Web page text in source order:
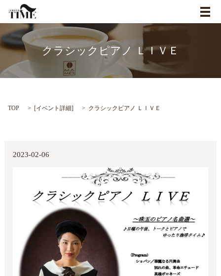
メ
クラシックピアノ ＬＩＶＥ
TOP [イベント詳細] クラシックピアノ ＬＩＶＥ
2023-02-06